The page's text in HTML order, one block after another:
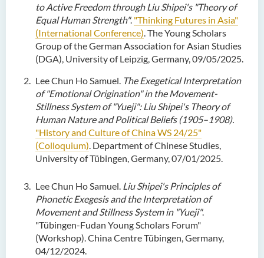
to Active Freedom through Liu Shipei's "Theory of
Equal Human Strength". "Thinking Futures in Asia"
(International Conference) . The Young Scholars
Group of the German Association for Asian Studies
(DGA), University of Leipzig, Germany, 09/05/2025.
Lee Chun Ho Samuel. The Exegetical Interpretation
of "Emotional Origination" in the Movement-
Stillness System of "Yueji": Liu Shipei's Theory of
Human Nature and Political Beliefs (1905–1908).
"History and Culture of China WS 24/25"
(Colloquium) . Department of Chinese Studies,
University of Tübingen, Germany, 07/01/2025.
Lee Chun Ho Samuel. Liu Shipei's Principles of
Phonetic Exegesis and the Interpretation of
Movement and Stillness System in "Yueji".
"Tübingen-Fudan Young Scholars Forum"
(Workshop). China Centre Tübingen, Germany,
04/12/2024.